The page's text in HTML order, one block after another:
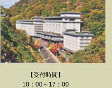
【受付時間】
10：00～17：00